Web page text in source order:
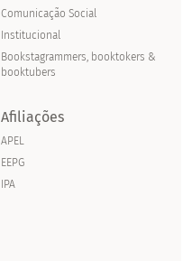
Comunicação Social
Institucional
Bookstagrammers, booktokers &
booktubers
Afiliações
APEL
EEPG
IPA